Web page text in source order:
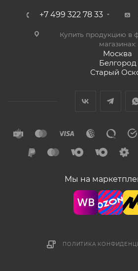
+7 499 322 78 33
Купить продукцию в
магазинах:
Москва
Белгород
Старый
Мы на
ПОЛИТИКА